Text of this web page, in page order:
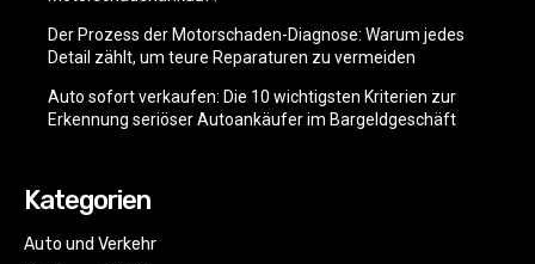
Der Prozess der Motorschaden-Diagnose: Warum jedes
Detail zählt, um teure Reparaturen zu vermeiden
Auto sofort verkaufen: Die 10 wichtigsten Kriterien zur
Erkennung seriöser Autoankäufer im Bargeldgeschäft
Kategorien
Auto und Verkehr